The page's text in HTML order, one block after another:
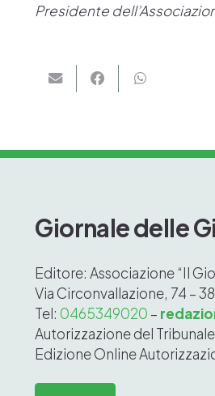
Presidente
Giornale delle
Editore: Associazione “Il
Via Circonvallazione, 74 –
Tel: 0465349020 –
Autorizzazione del
Edizione Online